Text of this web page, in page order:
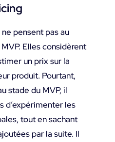
pensent pas au
Elles considèrent
un prix sur la
produit. Pourtant,
stade du MVP, il
d’expérimenter les
tout en sachant
par la suite. Il